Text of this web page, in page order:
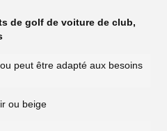
de golf de voiture de club,
peut être adapté aux besoins
ou beige